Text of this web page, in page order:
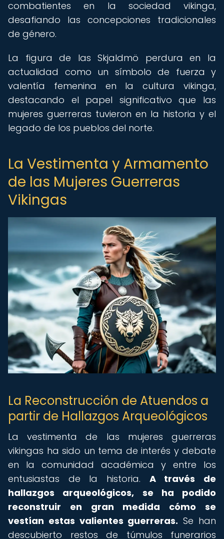
combatientes en la sociedad vikinga,
desafiando las concepciones tradicionales
de género.
La figura de las Skjaldmö perdura en la
actualidad como un símbolo de fuerza y
valentía femenina en la cultura vikinga,
destacando el papel significativo que las
mujeres guerreras tuvieron en la historia y el
legado de los pueblos del norte.
La Vestimenta y Armamento
de las Mujeres Guerreras
Vikingas
La Reconstrucción de Atuendos a
partir de Hallazgos Arqueológicos
La vestimenta de las mujeres guerreras
vikingas ha sido un tema de interés y debate
en la comunidad académica y entre los
entusiastas de la historia. A través de
hallazgos arqueológicos, se ha podido
reconstruir en gran medida cómo se
vestían estas valientes guerreras. Se han
descubierto restos de túmulos funerarios